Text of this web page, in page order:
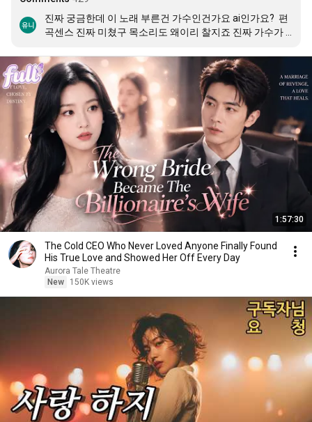
진짜 궁금한데 이 노래 부른건 가수인건가요 ai인가요?  편
곡센스 진짜 미쳤구 목소리도 왜이리 찰지죠 진짜 가수가
어요!! 밑에 댓글보다 ai 가수네요 이정도 곡이면 지금도 먹
힐만한듯 근데 ai목소리도  어쩜이리 찰지게 뽑으셨을까 이
정도면 능력자
1:57:30
The Cold CEO Who Never Loved Anyone Finally Found
His True Love and Showed Her Off Every Day
Aurora Tale Theatre
New
150K views